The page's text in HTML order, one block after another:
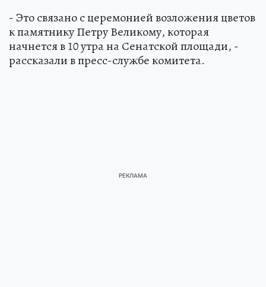
- Это связано с церемонией возложения цветов
к памятнику Петру Великому, которая
начнется в 10 утра на Сенатской площади, -
рассказали в пресс-службе комитета.